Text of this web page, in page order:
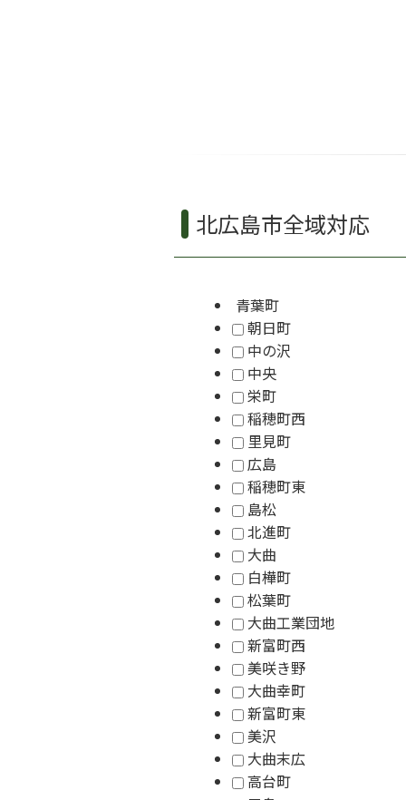
北広島市全域対応
青葉町
朝日町
中の沢
中央
栄町
稲穂町西
里見町
広島
稲穂町東
島松
北進町
大曲
白樺町
松葉町
大曲工業団地
新富町西
美咲き野
大曲幸町
新富町東
美沢
大曲末広
高台町